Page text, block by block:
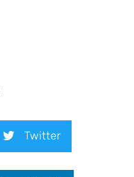
Twitter